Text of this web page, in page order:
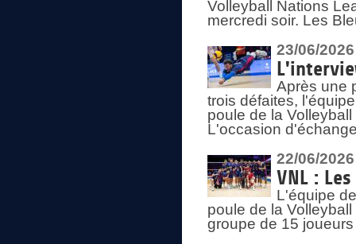
Volleyball Nations
mercredi soir. Les
23/06/2026
Après une
trois défaites,
poule de la
L'occasion
22/06/2026
VNL :
L'équipe
poule de la
groupe de 15